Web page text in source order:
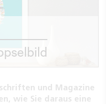
und Magazine
wie Sie daraus eine